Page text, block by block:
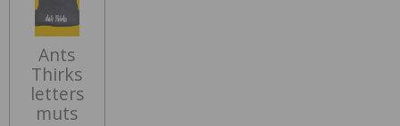
Ants
Thirks
letters
muts